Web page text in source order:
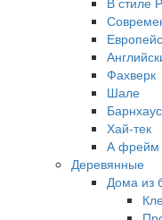
Фахверк
Шале
Барнхаус
Хай-тек
А
Деревянные
Дома из